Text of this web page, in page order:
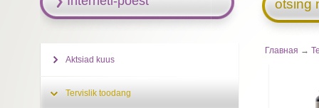
otsing
Главная →
Aktsiad kuus
Tervislik toodang